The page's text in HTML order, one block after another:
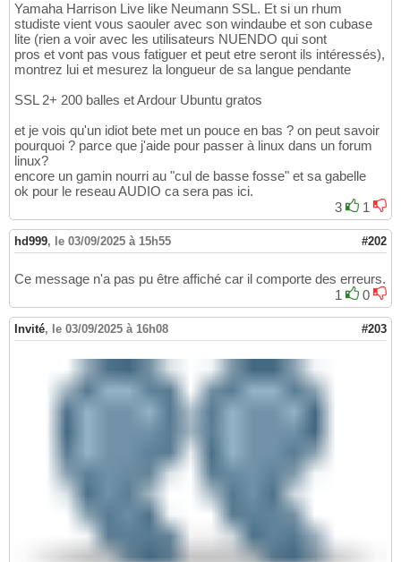
Yamaha Harrison Live like Neumann SSL. Et si un rhum
studiste vient vous saouler avec son windaube et son cubase
lite (rien a voir avec les utilisateurs NUENDO qui sont
pros et vont pas vous fatiguer et peut etre seront ils intéressés),
montrez lui et mesurez la longueur de sa langue pendante
SSL 2+ 200 balles et Ardour Ubuntu gratos
et je vois qu'un idiot bete met un pouce en bas ? on peut savoir
pourquoi ? parce que j'aide pour passer à linux dans un forum
linux?
encore un gamin nourri au "cul de basse fosse" et sa gabelle
ok pour le reseau AUDIO ca sera pas ici.
3
1
hd999, le 03/09/2025 à 15h55 #202
Ce message n'a pas pu être affiché car il comporte des erreurs.
1
0
Invité, le 03/09/2025 à 16h08 #203